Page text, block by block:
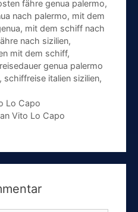
fähre genua palermo,
nach palermo, mit dem
, mit dem schiff nach
nach sizilien,
mit dem schiff,
reisedauer genua palermo
, schiffreise italien sizilien,
Lo Capo
Vito Lo Capo